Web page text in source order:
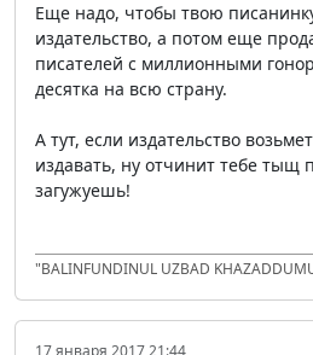
Еще надо, чтобы твою
издательство, а потом еще
писателей с миллионными
десятка на всю страну.
А тут, если издательство
издавать, ну отчинит тебе тыщ
загужуешь!
"BALINFUNDINUL UZBAD
17 января 2017 21:44